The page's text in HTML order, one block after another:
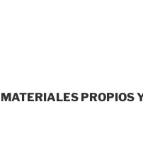
PROPIOS